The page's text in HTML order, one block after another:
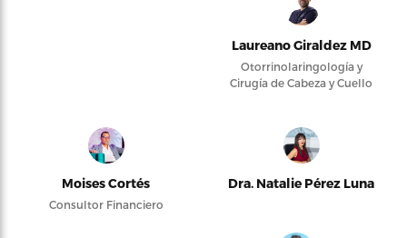
Laureano Giraldez MD
Otorrinolaringología y
Cirugía de Cabeza y Cuello
Moises Cortés
Consultor Financiero
Dra. Natalie Pérez Luna